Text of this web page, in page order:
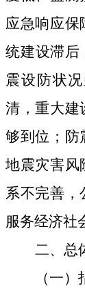
应急响应保
统建设滞后
震设防状
清，重大建
够到位；防
地震灾害风
系不完善，
服务经济社
二、总
（一